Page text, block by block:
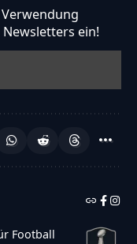
ein!
Football